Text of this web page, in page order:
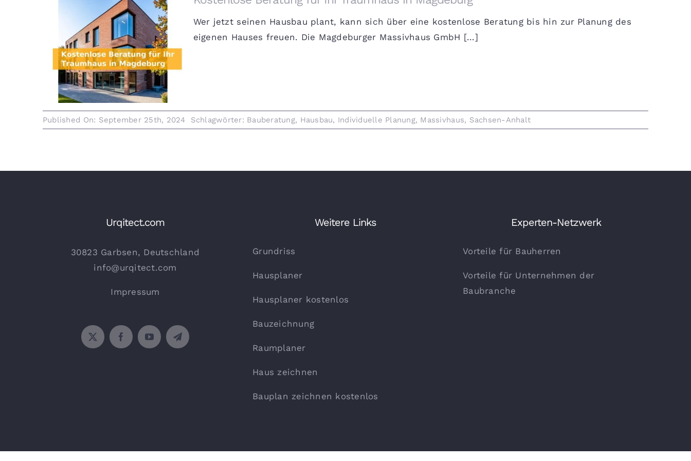
Kostenlose Beratung für Ihr
Traumhaus in Magdeburg
Wer jetzt seinen Hausbau plant, kann sich über eine kostenlose Beratung bis hin zur Planung des
eigenen Hauses freuen. Die Magdeburger Massivhaus GmbH [...]
Published On: September 25th, 2024 Schlagwörter: Bauberatung, Hausbau, Individuelle Planung, Massivhaus, Sachsen-Anhalt
Urqitect.com
30823 Garbsen, Deutschland
info@urqitect.com
Impressum
Weitere Links
Grundriss
Hausplaner
Hausplaner kostenlos
Bauzeichnung
Raumplaner
Haus zeichnen
Bauplan zeichnen kostenlos
Experten-Netzwerk
Vorteile für Bauherren
Vorteile für Unternehmen der
Baubranche